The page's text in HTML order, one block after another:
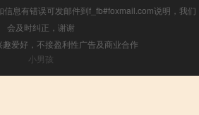
信息有错误可发邮件到f_fb#foxmail.com说明，我们
会及时纠正，谢谢
爱好，不接盈利性广告及商业合作
小男孩